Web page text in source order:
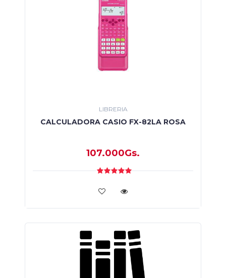
LIBRERIA
CALCULADORA CASIO FX-82LA ROSA
107.000Gs.